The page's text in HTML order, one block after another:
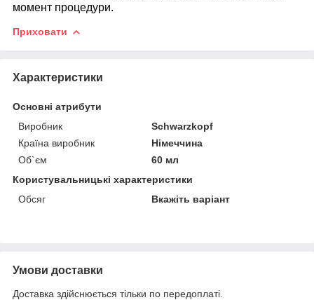
момент процедури.
Приховати
Характеристики
Основні атрибути
Виробник
Schwarzkopf
Країна виробник
Німеччина
Об`єм
60 мл
Користувальницькі характеристики
Обсяг
Вкажіть варіант
Умови доставки
Доставка здійснюється тільки по передоплаті.